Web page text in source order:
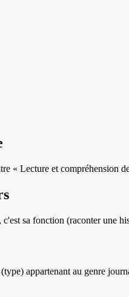
« Lecture et compréhension
sa fonction (raconter
appartenant au genre